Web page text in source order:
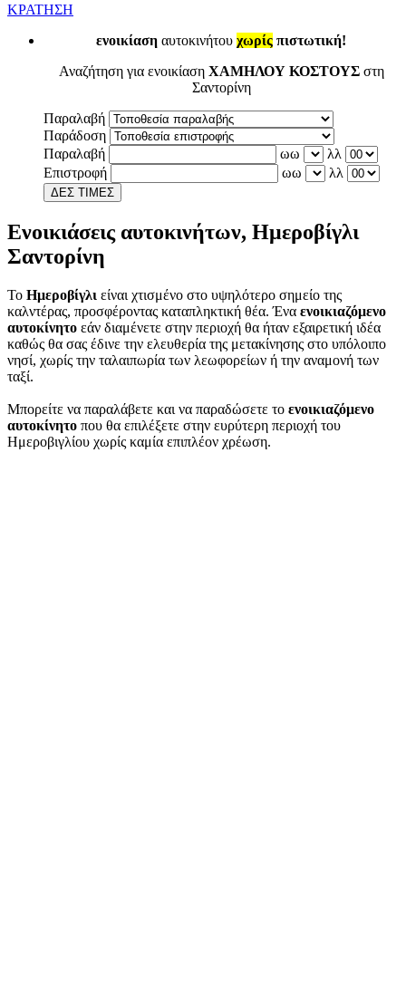
ΚΡΑΤΗΣΗ
ενοικίαση αυτοκινήτου χωρίς πιστωτική!
Αναζήτηση για ενοικίαση ΧΑΜΗΛΟΥ ΚΟΣΤΟΥΣ στη
Σαντορίνη
Παραλαβή
Παράδοση
Παραλαβή
ωω
λλ
Επιστροφή
ωω λλ
ΔΕΣ ΤΙΜΕΣ
Ενοικιάσεις αυτοκινήτων, Ημεροβίγλι
Σαντορίνη
Το Hμεροβίγλι είναι χτισμένο στο υψηλότερο σημείο της
καλντέρας, προσφέροντας καταπληκτική θέα. Ένα ενοικιαζόμενο
αυτοκίνητο εάν διαμένετε στην περιοχή θα ήταν εξαιρετική ιδέα
καθώς θα σας έδινε την ελευθερία της μετακίνησης στο υπόλοιπο
νησί, χωρίς την ταλαιπωρία των λεωφορείων ή την αναμονή των
ταξί.
Μπορείτε να παραλάβετε και να παραδώσετε το ενοικιαζόμενο
αυτοκίνητο που θα επιλέξετε στην ευρύτερη περιοχή του
Ημεροβιγλίου χωρίς καμία επιπλέον χρέωση.